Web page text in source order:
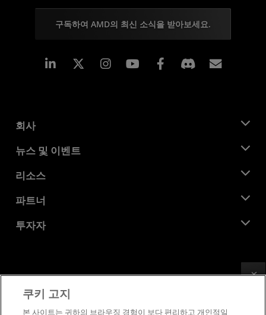
구독하여 AMD의 최신 소식을 받아보세요.
Linkedin Instagram Facebook
회사
AMD 소개
기업의 사회적 책임
채용
문의하기
뉴스 및 이벤트
뉴스룸
미디어 라이브러리
리소스
개발자 센트럴
사례 연구
파트너
AMD 파트너 허브
투자자
이사위원회
거버넌스 문서
SEC 신고서
상표
쿠키 고지
본 사이트는 귀하의 브라우징 경험이 보다 편리하고 개인적일